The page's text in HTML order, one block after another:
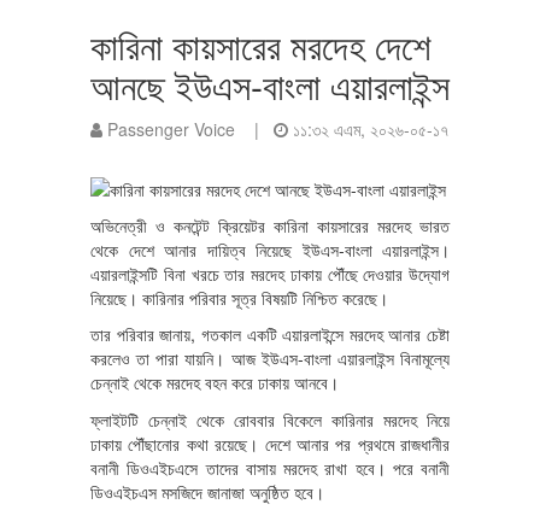
কারিনা কায়সারের মরদেহ দেশে
আনছে ইউএস-বাংলা এয়ারলাইন্স
Passenger Voice | ১১:৩২ এএম, ২০২৬-০৫-১৭
অভিনেত্রী ও কনটেন্ট ক্রিয়েটর কারিনা কায়সারের মরদেহ ভারত
থেকে দেশে আনার দায়িত্ব নিয়েছে ইউএস-বাংলা এয়ারলাইন্স।
এয়ারলাইন্সটি বিনা খরচে তার মরদেহ ঢাকায় পৌঁছে দেওয়ার উদ্যোগ
নিয়েছে। কারিনার পরিবার সূত্র বিষয়টি নিশ্চিত করেছে।
তার পরিবার জানায়, গতকাল একটি এয়ারলাইন্সে মরদেহ আনার চেষ্টা
করলেও তা পারা যায়নি। আজ ইউএস-বাংলা এয়ারলাইন্স বিনামূল্যে
চেন্নাই থেকে মরদেহ বহন করে ঢাকায় আনবে।
ফ্লাইটটি চেন্নাই থেকে রোববার বিকেলে কারিনার মরদেহ নিয়ে
ঢাকায় পৌঁছানোর কথা রয়েছে। দেশে আনার পর প্রথমে রাজধানীর
বনানী ডিওএইচএসে তাদের বাসায় মরদেহ রাখা হবে। পরে বনানী
ডিওএইচএস মসজিদে জানাজা অনুষ্ঠিত হবে।